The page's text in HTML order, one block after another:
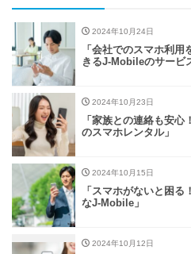
2024年10月24日
「会社でのスマホ利
きるJ-Mobileのサービ
2024年10月23日
「家族との連絡も安
のスマホレンタル」
2024年10月15日
「スマホがないと困
なJ-Mobile」
2024年10月12日